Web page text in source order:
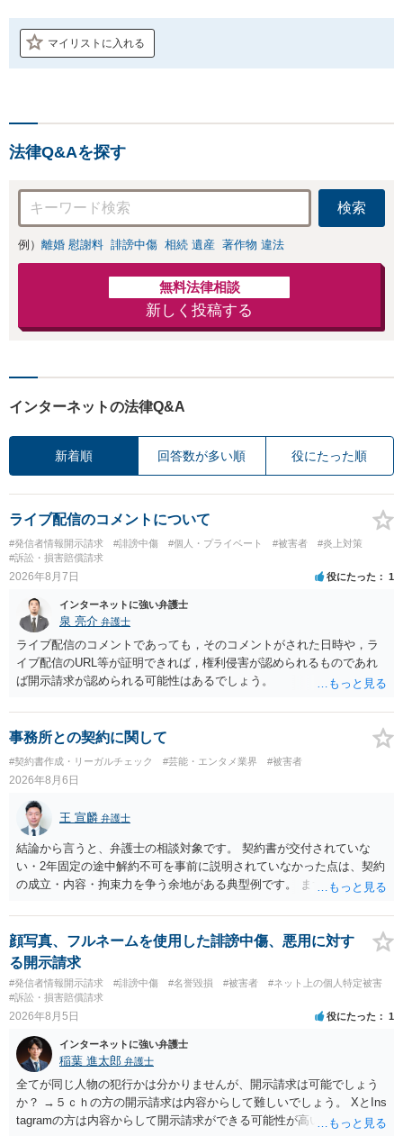
マイリストに入れる
法律Q&Aを探す
検索
例） 離婚 慰謝料 誹謗中傷 相続 遺産 著作物 違法
無料法律相談
新しく投稿する
インターネットの法律Q&A
新着順 回答数が多い順 役にたった順
ライブ配信のコメントについて
#発信者情報開示請求 #誹謗中傷 #個人・プライベート #被害者
#炎上対策
#訴訟・損害賠償請求
2026年8月7日 役にたった 1
インターネットに強い弁護士
泉 亮介 弁護士
ライブ配信のコメントであっても，そのコメントがされた日時や，ラ
イブ配信のURL等が証明できれば，権利侵害が認められるものであれ
ば開示請求が認められる可能性はあるでしょう。
事務所との契約に関して
#契約書作成・リーガルチェック #芸能・エンタメ業界 #被害者
2026年8月6日
王 宣麟 弁護士
結論から言うと、弁護士の相談対象です。 契約書が交付されていな
い・2年固定の途中解約不可を事前に説明されていなかった点は、契約
の成立・内容・拘束力を争う余地がある典型例です。 まずは、運営と
みてはいかがでしょうか。 また同時並行で（もしまだされていないの
であれば）書面で退所意思の明確化はしておくべきだと考えます。
顔写真、フルネームを使用した誹謗中傷、悪用に対す
る開示請求
#発信者情報開示請求 #誹謗中傷 #名誉毀損 #被害者
#ネット上の個人特定被害
#訴訟・損害賠償請求
2026年8月5日 役にたった 1
インターネットに強い弁護士
稲葉 進太郎 弁護士
全てが同じ人物の犯行かは分かりませんが、開示請求は可能でしょう
か？ →５ｃｈの方の開示請求は内容からして難しいでしょう。 XとIns
tagramの方は内容からして開示請求ができる可能性が高いでしょう。